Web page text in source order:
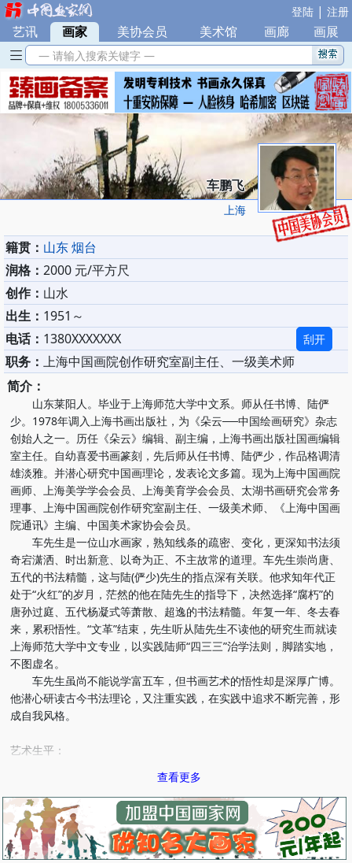
登陆 | 注册
艺讯 | 画家 美协会员 美术馆 画廊 画展
— 请输入搜索关键字 —
车鹏飞
上海
籍贯： 山东 烟台
润格： 2000 元/平方尺
创作： 山水
出生： 1951～
电话： 1380XXXXXXX 刮开
职务： 上海中国画院创作研究室副主任、一级美术师
简介：
山东莱阳人。毕业于上海师范大学中文系。师从任书博、陆俨
少。1978年调入上海书画出版社，为《朵云──中国绘画研究》杂志
创始人之一。历任《朵云》编辑、副主编，上海书画出版社国画编辑
室主任。自幼喜爱书画篆刻，先后师从任书博、陆俨少，作品格调清
雄淡雅。并潜心研究中国画理论，发表论文多篇。现为上海中国画院
画师、上海美学学会会员、上海美育学会会员、太湖书画研究会常务
理事、上海中国画院创作研究室副主任、一级美术师、《上海中国画
院通讯》主编、中国美术家协会会员。
车先生是一位山水画家，熟知线条的疏密、变化，更深知书法须
奇宕潇洒、时出新意、以奇为正、不主故常的道理。车先生崇尚唐、
五代的书法精髓，这与陆(俨少)先生的指点深有关联。他求知年代正
处于“火红”的岁月，茫然的他在陆先生的指导下，决然选择“腐朽”的
唐孙过庭、五代杨凝式等萧散、超逸的书法精髓。年复一年、冬去春
来，累积悟性。“文革”结束，先生听从陆先生不读他的研究生而就读
上海师范大学中文专业，以实践陆师“四三三”治学法则，脚踏实地，
不图虚名。
车先生虽尚不能说学富五车，但书画艺术的悟性却是深厚广博。
他潜心研读古今书法理论，又注重实践，在实践中追求不断完善，形
成自我风格。
艺术生平：
志创始人之一，历任《朵云》编辑、副主编，国画编辑室主任。
1989年 赴新加坡举办个人画展。
1993年 《春江水暖》等十幅作品入编《海上十五家中国画
集》。《车鹏飞画集》于台湾出版。于新加坡国家博物馆举办个人画
展。
查看更多